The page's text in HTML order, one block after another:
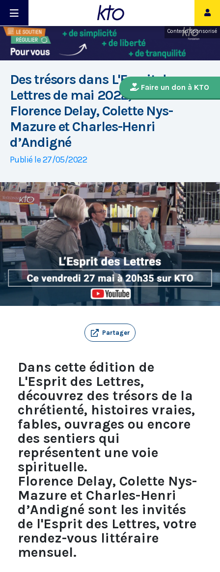
Contenu sponsorisé
Faire un don à KTO
Des trésors dans L'Esprit des
Lettres de mai 2022, avec
Florence Delay, Colette Nys-
Mazure et Charles-Henri
d’Andigné
Publié le 27/05/2022
Partager
Dans cette édition de
L'Esprit des Lettres,
découvrez des trésors de la
chrétienté, histoires vraies,
fables, ouvrages ou encore
des sentiers qui
représentent une voie
spirituelle.
Florence Delay, Colette Nys-
Mazure et Charles-Henri
d’Andigné sont les invités
de l'Esprit des Lettres, votre
rendez-vous littéraire
mensuel.